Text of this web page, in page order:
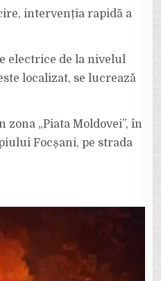
DE
POMPIERILOR.
intervenția rapidă a
electrice de la nivelul
localizat, se lucrează
zona „Piata Moldovei”, în
Focșani, pe strada